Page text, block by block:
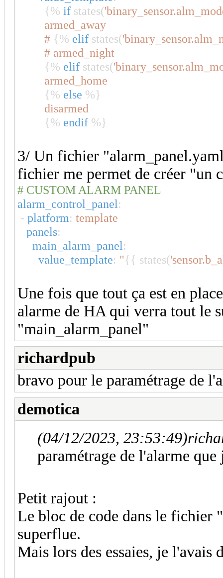
{% if states(
armed_away
# {% elif states(
# armed_night
{% elif states(
armed_home
{% else %}
disarmed
{% endif %}
3/ Un fichier
fichier me permet de créer
# CUSTOM ALARM PANEL
alarm_control_panel:
- platform: template
panels:
main_alarm_panel:
value_template: "{{ states(
Une fois que tout ça est en
alarme de HA qui verra tout le
"main_alarm_panel"
richardpub
bravo pour le paramétrage de
demotica
(04/12/2023, 23:53:49)
paramétrage de l'alarme
Petit rajout :
Le bloc de code dans le fichier
superflue.
Mais lors des essaies, je l'avais